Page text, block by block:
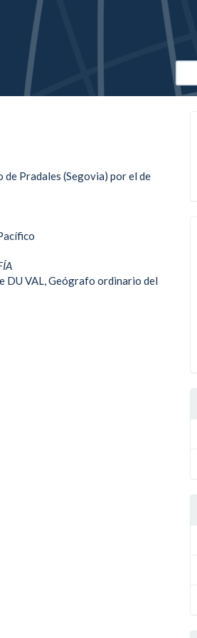
Pradales (Segovia) por el de
DU VAL, Geógrafo ordinario del